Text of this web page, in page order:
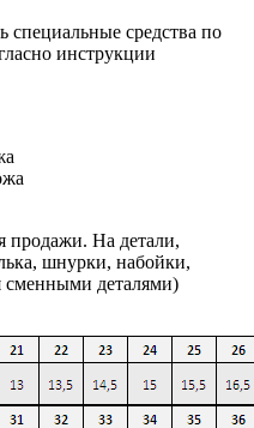
специальные средства по
инструкции
продажи. На детали,
шнурки, набойки,
сменными деталями)